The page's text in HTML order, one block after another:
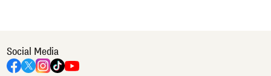
Social Media